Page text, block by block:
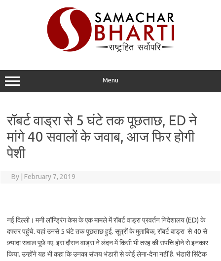
Menu
रॉबर्ट वाड्रा से 5 घंटे तक पूछताछ, ED ने
मांगे 40 सवालों के जवाब, आज फिर होगी
पेशी
By February 7, 2019
नई दिल्ली। मनी लॉन्ड्रिंग केस के एक मामले में रॉबर्ट वाड्रा प्रवर्तन निदेशालय (ED) के
दफ्तर पहुंचे. यहां उनसे 5 घंटे तक पूछताछ हुई. सूत्रों के मुताबिक, रॉबर्ट वाड्रा से 40 से
ज़्यादा सवाल पूछे गए. इस दौरान वाड्रा ने लंदन में किसी भी तरह की संपत्ति होने से इनकार
किया. उन्होंने यह भी कहा कि उनका संजय भंडारी से कोई लेना-देना नहीं है. भंडारी सिंटेक